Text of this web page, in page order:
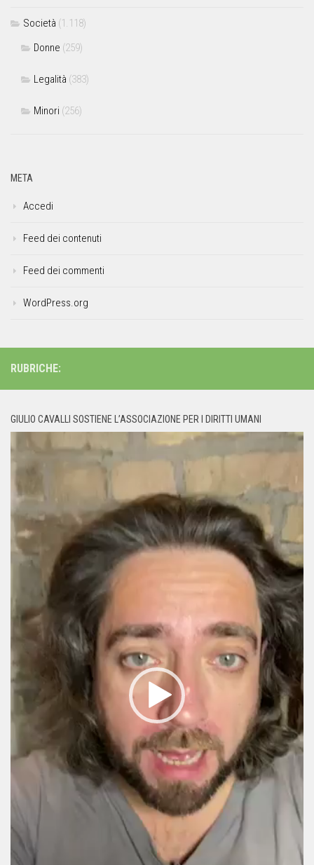
Società (1.118)
Donne (259)
Legalità (383)
Minori (256)
META
Accedi
Feed dei contenuti
Feed dei commenti
WordPress.org
RUBRICHE:
GIULIO CAVALLI SOSTIENE L’ASSOCIAZIONE PER I DIRITTI UMANI
Player